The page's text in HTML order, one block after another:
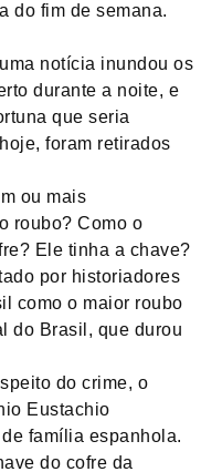
do fim de semana.
notícia inundou os
durante a noite, e
que seria
foram retirados
ou mais
roubo? Como o
Ele tinha a chave?
por historiadores
como o maior roubo
do Brasil, que durou
do crime, o
Eustachio
família espanhola.
do cofre da